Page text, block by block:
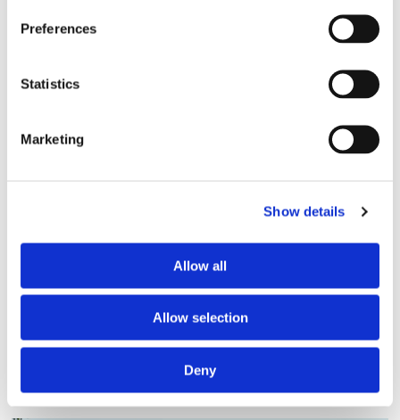
Preferences
Statistics
Marketing
Show details
Allow all
Allow selection
Deny
Blå genväg ska bana väg för
autonoma färjor